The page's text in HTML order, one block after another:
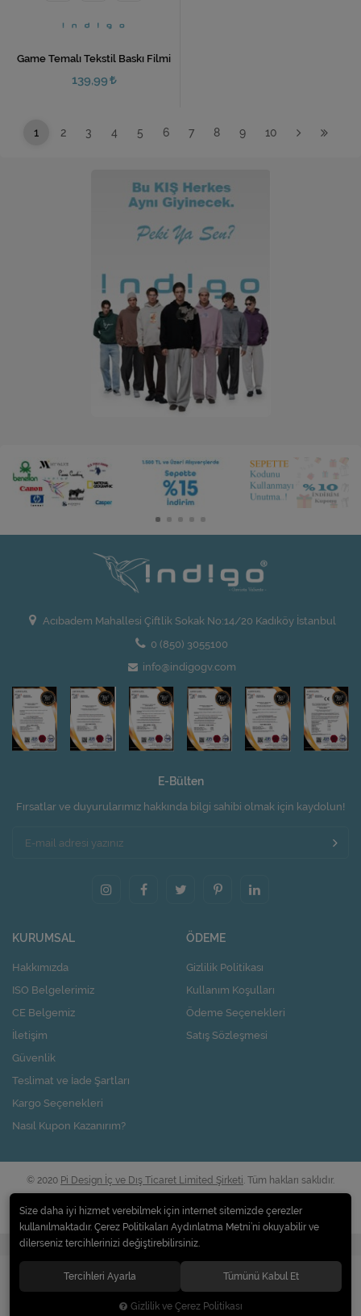
Game Temalı Tekstil Baskı Filmi
139,99
1 2 3 4 5 6 7 8 9 10
Acıbadem Mahallesi Çiftlik Sokak No:14/20 Kadıköy İstanbul
0 (850) 3055100
info@indigogv.com
E-Bülten
Fırsatlar ve duyurularımız hakkında bilgi sahibi olmak için kaydolun!
KURUMSAL
Hakkımızda
ISO Belgelerimiz
CE Belgemiz
İletişim
Güvenlik
Teslimat ve İade Şartları
Kargo Seçenekleri
Nasıl Kupon Kazanırım?
ÖDEME
Gizlilik Politikası
Kullanım Koşulları
Ödeme Seçenekleri
Satış Sözleşmesi
© 2020 Pi Design İç ve Dış Ticaret Limited Şirketi. Tüm hakları saklıdır.
Hipotenüs®Yeni Nesil E-Ticaret Sistemleri ile Hazırlanmıştır.
Size daha iyi hizmet verebilmek için internet sitemizde çerezler
kullanılmaktadır. Çerez Politikaları Aydınlatma Metni’ni okuyabilir ve
dilerseniz tercihlerinizi değiştirebilirsiniz.
Tercihleri Ayarla Tümünü Kabul Et
Gizlilik ve Çerez Politikası